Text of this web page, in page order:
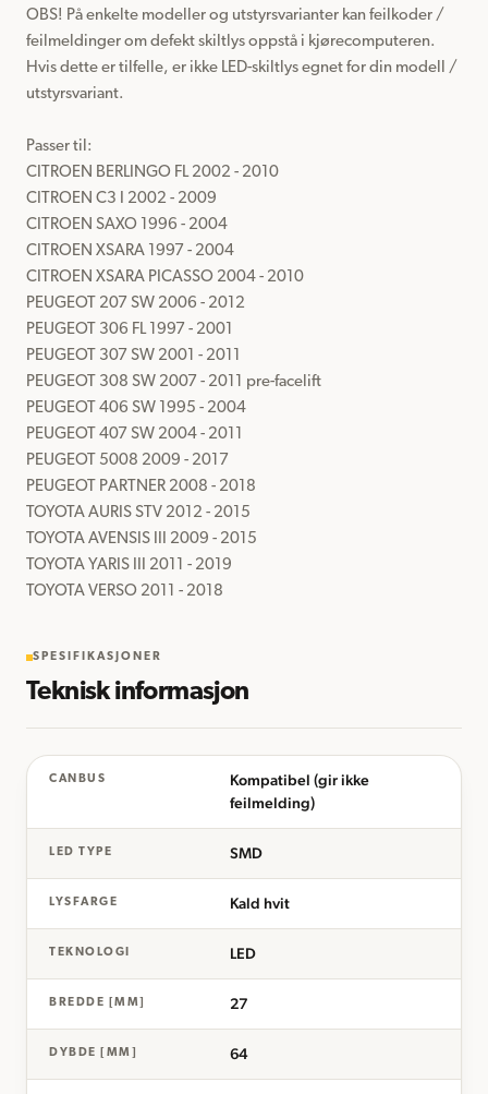
OBS! På enkelte modeller og utstyrsvarianter kan feilkoder /
feilmeldinger om defekt skiltlys oppstå i kjørecomputeren.
Hvis dette er tilfelle, er ikke LED-skiltlys egnet for din modell /
utstyrsvariant.
Passer til:
CITROEN BERLINGO FL 2002 - 2010
CITROEN C3 I 2002 - 2009
CITROEN SAXO 1996 - 2004
CITROEN XSARA 1997 - 2004
CITROEN XSARA PICASSO 2004 - 2010
PEUGEOT 207 SW 2006 - 2012
PEUGEOT 306 FL 1997 - 2001
PEUGEOT 307 SW 2001 - 2011
PEUGEOT 308 SW 2007 - 2011 pre-facelift
PEUGEOT 406 SW 1995 - 2004
PEUGEOT 407 SW 2004 - 2011
PEUGEOT 5008 2009 - 2017
PEUGEOT PARTNER 2008 - 2018
TOYOTA AURIS STV 2012 - 2015
TOYOTA AVENSIS III 2009 - 2015
TOYOTA YARIS III 2011 - 2019
TOYOTA VERSO 2011 - 2018
SPESIFIKASJONER
Teknisk informasjon
CANBUS
Kompatibel (gir ikke
feilmelding)
LED TYPE SMD
LYSFARGE Kald hvit
TEKNOLOGI LED
BREDDE [MM] 27
DYBDE [MM] 64